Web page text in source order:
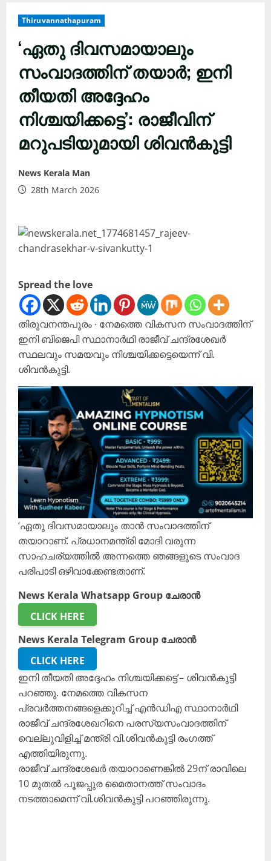
Thiruvannathapuram
‘ഏതു ദിവസമായാലും
സംവാദത്തിന് തയാർ; ഇനി
തീയതി അദ്ദേഹം
നിശ്ചയിക്കട്ടെ’: രാജീവിന്
മറുപടിയുമായി ശിവൻകുട്ടി
News Kerala Man
28th March 2026
Spread the love
തിരുവനന്തപുരം ∙ നേമത്തെ വികസന സംവാദത്തിന്
ഇനി ബിജെപി സ്ഥാനാർഥി രാജീവ് ചന്ദ്രശേഖർ
സ്ഥലവും സമയവും നിശ്ചയിക്കട്ടെയെന്ന് വി.
ശിവൻകുട്ടി.
‘ഏതു ദിവസമായാലും താൻ സംവാദത്തിന്
തയാറാണ്. പ്രധാനമന്ത്രി മോദി വരുന്ന
സാഹചര്യത്തിൽ അന്നത്തെ ഞങ്ങളുടെ സംവാദ
പരിപാടി ഒഴിവാക്കേണ്ടതാണ്.
News Kerala Whatsapp Group ചേരാൻ
CLICK HERE
News Kerala Telegram Group ചേരാൻ
CLICK HERE
ഇനി തീയതി അദ്ദേഹം നിശ്ചയിക്കട്ടെ’– ശിവൻകുട്ടി
പറഞ്ഞു. നേമത്തെ വികസന
പ്രവർത്തനങ്ങളെക്കുറിച്ച്‌ എൻഡിഎ സ്ഥാനാർഥി
രാജീവ് ചന്ദ്രശേഖറിനെ പരസ്യസംവാദത്തിന്
വെല്ലുവിളിച്ച് മന്ത്രി വി.ശിവൻകുട്ടി രംഗത്ത്
എത്തിയിരുന്നു.
രാജീവ് ചന്ദ്രശേഖർ തയാറാണെങ്കിൽ 29ന് രാവിലെ
10 മുതൽ പൂജപ്പുര മൈതാനത്ത്‌ സംവാദം
നടത്താമെന്ന് വി.ശിവൻകുട്ടി പറഞ്ഞിരുന്നു.